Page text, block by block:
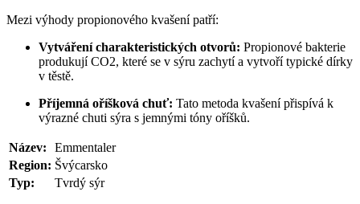
Mezi výhody propionového kvašení patří:
Vytváření charakteristických otvorů: Propionové bakterie
produkují CO2, které se v sýru zachytí a vytvoří typické dírky
v těstě.
Příjemná oříšková chuť: Tato metoda kvašení přispívá k
výrazné chuti sýra s jemnými tóny oříšků.
Název:
Emmentaler
Region: Švýcarsko
Typ:
Tvrdý sýr